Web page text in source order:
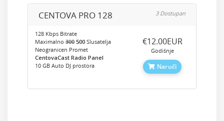
CENTOVA PRO 128 3 Dostupan
128 Kbps Bitrate
Maximalno 300 500 Slusatelja
Neogranicen Promet
CentovaCast Radio Panel
10 GB Auto DJ prostora
‎€12.00EUR
Godišnje
Naruči